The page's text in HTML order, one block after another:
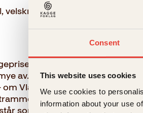
Consent
This website uses cookies
We use cookies to
information about your use
velskrevet og skremmende
for sakprosa 2022:
av. Her fortelles drivende godt
Vladimir som søkte seg til
kloen om det russiske
som en ny tsar.»